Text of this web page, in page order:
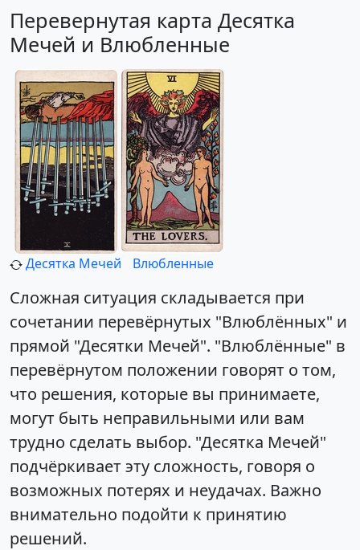
Перевернутая карта Десятка
Мечей и Влюбленные
Десятка Мечей Влюбленные
Сложная ситуация складывается при
сочетании перевёрнутых "Влюблённых" и
прямой "Десятки Мечей". "Влюблённые" в
перевёрнутом положении говорят о том,
что решения, которые вы принимаете,
могут быть неправильными или вам
трудно сделать выбор. "Десятка Мечей"
подчёркивает эту сложность, говоря о
возможных потерях и неудачах. Важно
внимательно подойти к принятию
решений.